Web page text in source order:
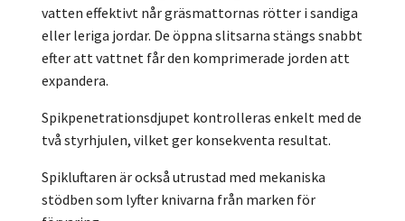
vatten effektivt når gräsmattornas rötter i sandiga
eller leriga jordar. De öppna slitsarna stängs snabbt
efter att vattnet får den komprimerade jorden att
expandera.
Spikpenetrationsdjupet kontrolleras enkelt med de
två styrhjulen, vilket ger konsekventa resultat.
Spikluftaren är också utrustad med mekaniska
stödben som lyfter knivarna från marken för